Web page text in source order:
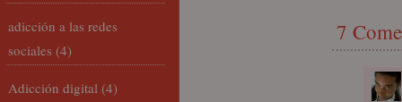
7
adicción a las redes
sociales (4)
Adicción digital (4)